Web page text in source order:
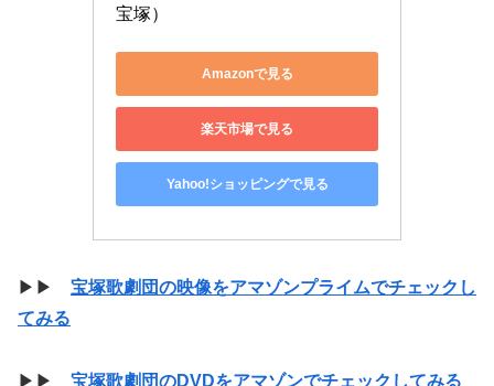
宝塚）
Amazonで見る
楽天市場で見る
Yahoo!ショッピングで見る
▶▶ 宝塚歌劇団の映像をアマゾンプライムでチェックし
てみる
▶▶ 宝塚歌劇団のDVDをアマゾンでチェックしてみる